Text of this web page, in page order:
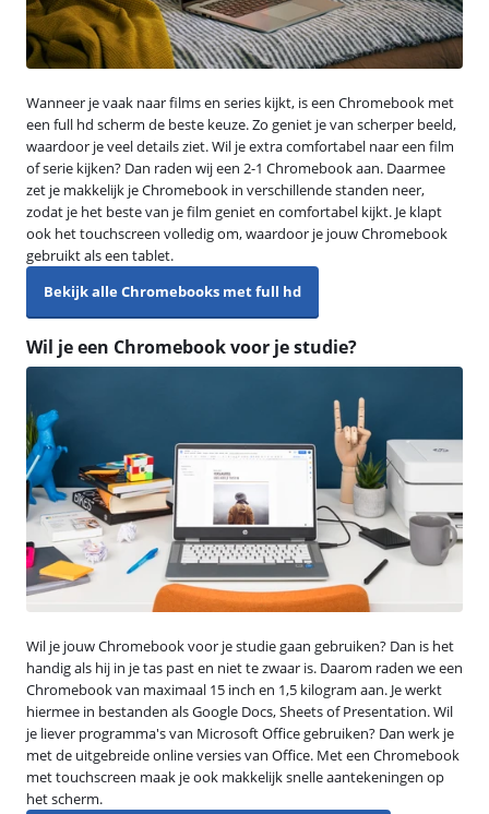
Wanneer je vaak naar films en series kijkt, is een Chromebook met
een full hd scherm de beste keuze. Zo geniet je van scherper beeld,
waardoor je veel details ziet. Wil je extra comfortabel naar een film
of serie kijken? Dan raden wij een 2-1 Chromebook aan. Daarmee
zet je makkelijk je Chromebook in verschillende standen neer,
zodat je het beste van je film geniet en comfortabel kijkt. Je klapt
ook het touchscreen volledig om, waardoor je jouw Chromebook
gebruikt als een tablet.
Bekijk alle Chromebooks met full hd
Wil je een Chromebook voor je studie?
Wil je jouw Chromebook voor je studie gaan gebruiken? Dan is het
handig als hij in je tas past en niet te zwaar is. Daarom raden we een
Chromebook van maximaal 15 inch en 1,5 kilogram aan. Je werkt
hiermee in bestanden als Google Docs, Sheets of Presentation. Wil
je liever programma's van Microsoft Office gebruiken? Dan werk je
met de uitgebreide online versies van Office. Met een Chromebook
met touchscreen maak je ook makkelijk snelle aantekeningen op
het scherm.